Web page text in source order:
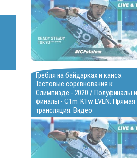
Гребля на байдарках и каноэ.
Тестовые соревнования к
Олимпиаде - 2020 / Полуфиналы и
финалы - C1m, K1w EVEN. Прямая
трансляция. Видео